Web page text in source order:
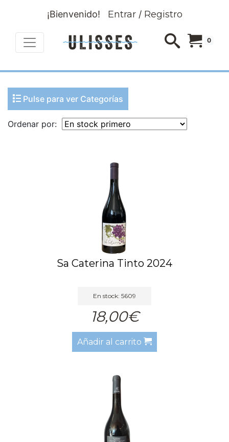
¡Bienvenido! Entrar/ Registro
0
Pulse para ver Categorías
Ordenar por:
Sa Caterina Tinto 2024
En stock: 5609
18,00€
Añadir al carrito